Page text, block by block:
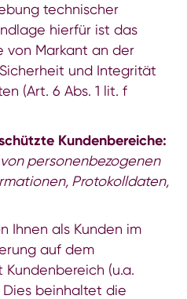
technischer
hierfür ist das
von Markant an der
und Integrität
(Art. 6 Abs. 1 lit. f
Kundenbereiche:
personenbezogenen
Protokolldaten,
Ihnen als Kunden im
auf dem
(u.a.
beinhaltet die